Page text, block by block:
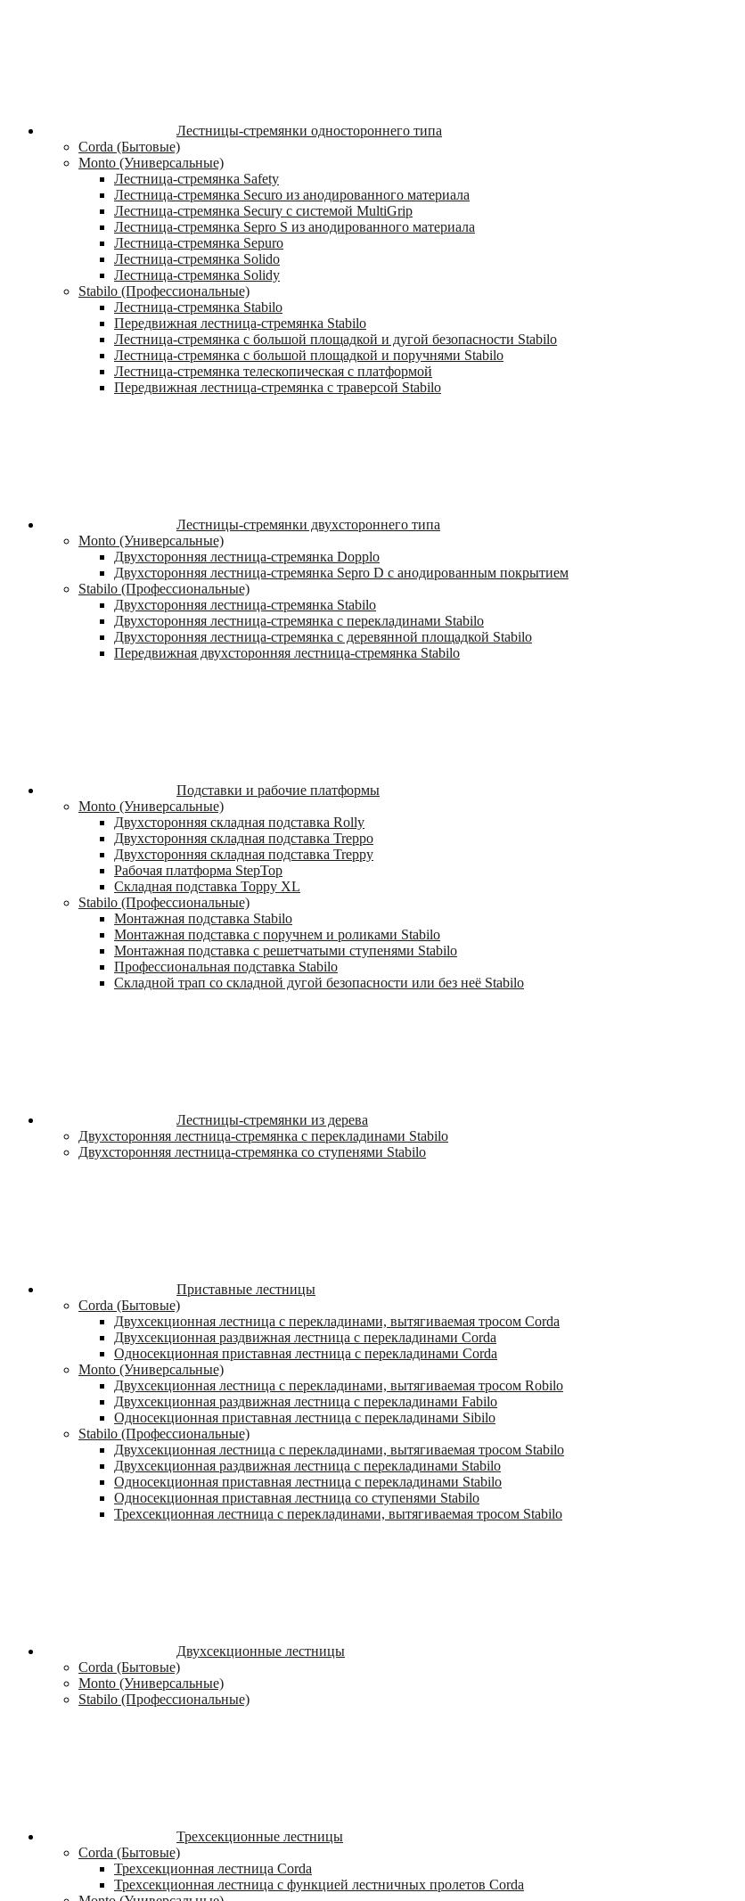
Лестницы-стремянки одностороннего типа
Corda (Бытовые)
Monto (Универсальные)
Лестница-стремянка Safety
Лестница-стремянка Securo из анодированного материала
Лестница-стремянка Secury с системой MultiGrip
Лестница-стремянка Sepro S из анодированного материала
Лестница-стремянка Sepuro
Лестница-стремянка Solido
Лестница-стремянка Solidy
Stabilo (Профессиональные)
Лестница-стремянка Stabilo
Передвижная лестница-стремянка Stabilo
Лестница-стремянка с большой площадкой и дугой безопасности Stabilo
Лестница-стремянка с большой площадкой и поручнями Stabilo
Лестница-стремянка телескопическая с платформой
Передвижная лестница-стремянка с траверсой Stabilo
Лестницы-стремянки двухстороннего типа
Monto (Универсальные)
Двухсторонняя лестница-стремянка Dopplo
Двухсторонняя лестница-стремянка Sepro D с анодированным покрытием
Stabilo (Профессиональные)
Двухсторонняя лестница-стремянка Stabilo
Двухсторонняя лестница-стремянка с перекладинами Stabilo
Двухсторонняя лестница-стремянка с деревянной площадкой Stabilo
Передвижная двухсторонняя лестница-стремянка Stabilo
Подставки и рабочие платформы
Monto (Универсальные)
Двухсторонняя складная подставка Rolly
Двухсторонняя складная подставка Treppo
Двухсторонняя складная подставка Treppy
Рабочая платформа StepTop
Складная подставка Toppy XL
Stabilo (Профессиональные)
Монтажная подставка Stabilo
Монтажная подставка с поручнем и роликами Stabilo
Монтажная подставка с решетчатыми ступенями Stabilo
Профессиональная подставка Stabilo
Складной трап со складной дугой безопасности или без неё Stabilo
Лестницы-стремянки из дерева
Двухсторонняя лестница-стремянка с перекладинами Stabilo
Двухсторонняя лестница-стремянка со ступенями Stabilo
Приставные лестницы
Corda (Бытовые)
Двухсекционная лестница с перекладинами, вытягиваемая тросом Corda
Двухсекционная раздвижная лестница с перекладинами Corda
Односекционная приставная лестница с перекладинами Corda
Monto (Универсальные)
Двухсекционная лестница с перекладинами, вытягиваемая тросом Robilo
Двухсекционная раздвижная лестница с перекладинами Fabilo
Односекционная приставная лестница с перекладинами Sibilo
Stabilo (Профессиональные)
Двухсекционная лестница с перекладинами, вытягиваемая тросом Stabilo
Двухсекционная раздвижная лестница с перекладинами Stabilo
Односекционная приставная лестница с перекладинами Stabilo
Односекционная приставная лестница со ступенями Stabilo
Трехсекционная лестница с перекладинами, вытягиваемая тросом Stabilo
Двухсекционные лестницы
Corda (Бытовые)
Monto (Универсальные)
Stabilo (Профессиональные)
Трехсекционные лестницы
Corda (Бытовые)
Трехсекционная лестница Corda
Трехсекционная лестница с функцией лестничных пролетов Corda